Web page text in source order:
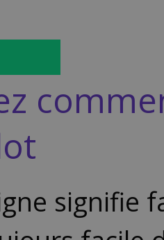
signifie